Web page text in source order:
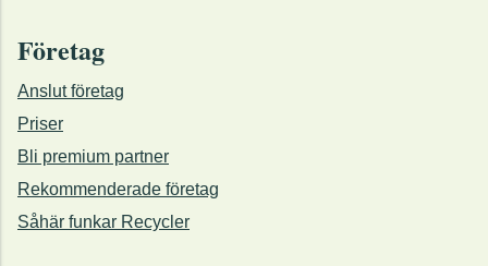
Företag
Anslut företag
Priser
Bli premium partner
Rekommenderade företag
Såhär funkar Recycler